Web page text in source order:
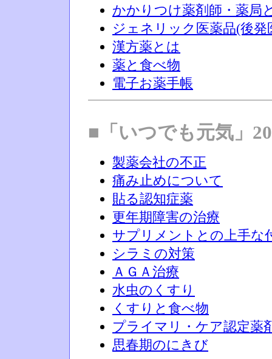
かかりつけ薬剤師・薬局
ジェネリック医薬品(後
漢方薬とは
薬と食べ物
電子お薬手帳
■「いつでも元気」
製薬会社の不正
痛み止めについて
貼る認知症薬
更年期障害の治療
サプリメントとの上手な
シラミの対策
ＡＧＡ治療
水虫のくすり
くすりと食べ物
プライマリ・ケア認定薬
思春期のにきび